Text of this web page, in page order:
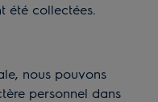
été collectées.
nous pouvons
personnel dans